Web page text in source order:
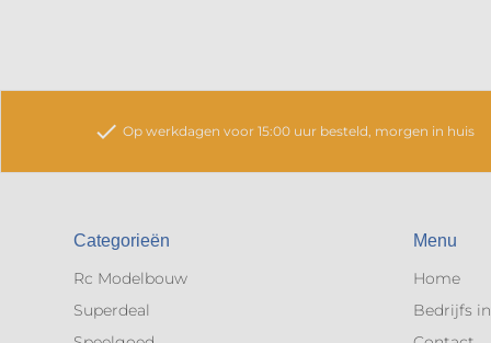
check Op werkdagen voor 15:00 uur besteld, morgen in huis
Categorieën
Rc Modelbouw
Superdeal
Menu
Home
Bedrijfs